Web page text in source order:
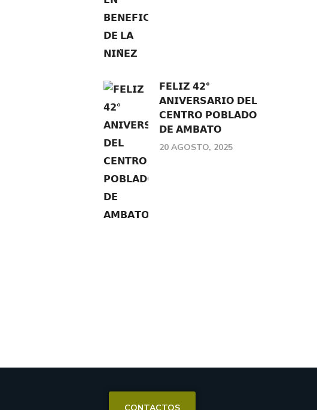
𝗙𝗘𝗟𝗜𝗭 𝟰𝟮°
𝗔𝗡𝗜𝗩𝗘𝗥𝗦𝗔𝗥𝗜𝗢 𝗗𝗘𝗟
𝗖𝗘𝗡𝗧𝗥𝗢 𝗣𝗢𝗕𝗟𝗔𝗗𝗢
𝗗𝗘 𝗔𝗠𝗕𝗔𝗧𝗢
20 AGOSTO, 2025